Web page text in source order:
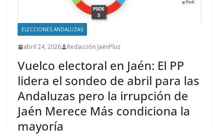
ELECCIONES ANDALUZAS
abril 24, 2026 Redacción JaénPlus
Vuelco electoral en Jaén: El PP
lidera el sondeo de abril para las
Andaluzas pero la irrupción de
Jaén Merece Más condiciona la
mayoría